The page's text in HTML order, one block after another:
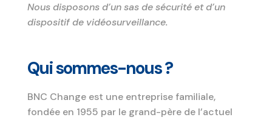
Nous disposons d’un sas de sécurité et d’un
dispositif de vidéosurveillance.
Qui sommes-nous ?
BNC Change est une entreprise familiale,
fondée en 1955 par le grand-père de l’actuel